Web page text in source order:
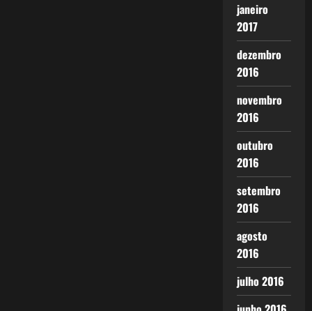
janeiro
2017
dezembro
2016
novembro
2016
outubro
2016
setembro
2016
agosto
2016
julho 2016